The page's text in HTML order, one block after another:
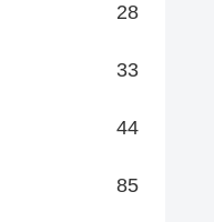
28
33
44
85